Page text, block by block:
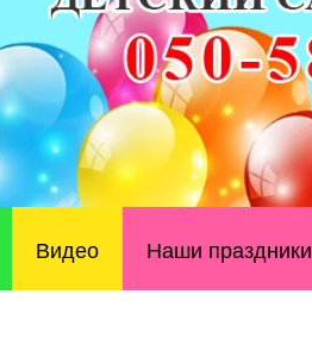
Видео Наши праздники